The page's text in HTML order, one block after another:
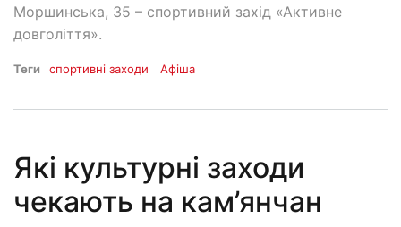
Моршинська, 35 – спортивний захід «Активне
довголіття».
Теги спортивні заходи Афіша
Які культурні заходи
чекають на кам’янчан